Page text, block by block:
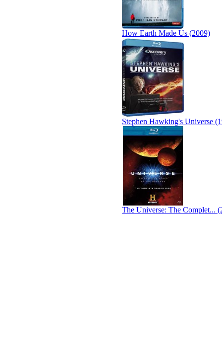
How Earth Made Us (2009)
Stephen Hawking's Universe
The Universe: The Complet...